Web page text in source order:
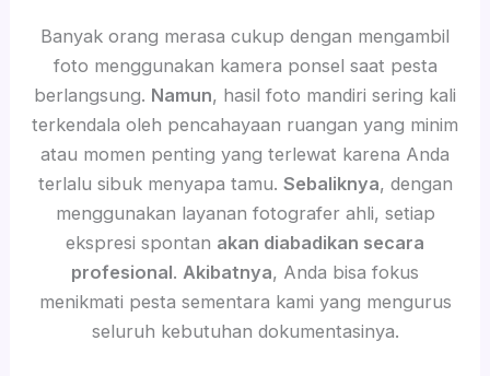
Banyak orang merasa cukup dengan mengambil
foto menggunakan kamera ponsel saat pesta
berlangsung. Namun, hasil foto mandiri sering kali
terkendala oleh pencahayaan ruangan yang minim
atau momen penting yang terlewat karena Anda
terlalu sibuk menyapa tamu. Sebaliknya, dengan
menggunakan layanan fotografer ahli, setiap
ekspresi spontan akan diabadikan secara
profesional. Akibatnya, Anda bisa fokus
menikmati pesta sementara kami yang mengurus
seluruh kebutuhan dokumentasinya.